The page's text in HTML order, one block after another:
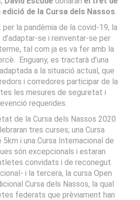
de la Cursa dels Nassos
per la pandèmia de la covid-19, la
d’adaptar-se i reinventar-se per
tal com ja es va fer amb la
Enguany, es tractarà d’una
a la situació actual, que
i corredores participar de la
les mesures de seguretat i
requerides.
de la Cursa dels Nassos 2020
tres curses; una Cursa
i una Cursa Internacional de
són excepcionals i estaran
convidats i de reconegut
i la tercera, la cursa Open
Cursa dels Nassos, la qual
federats que prèviament han